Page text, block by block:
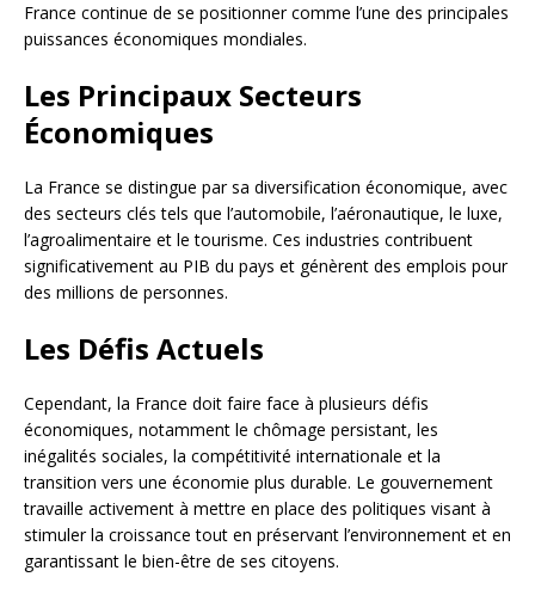
France continue de se positionner comme l’une des principales
puissances économiques mondiales.
Les Principaux Secteurs
Économiques
La France se distingue par sa diversification économique, avec
des secteurs clés tels que l’automobile, l’aéronautique, le luxe,
l’agroalimentaire et le tourisme. Ces industries contribuent
significativement au PIB du pays et génèrent des emplois pour
des millions de personnes.
Les Défis Actuels
Cependant, la France doit faire face à plusieurs défis
économiques, notamment le chômage persistant, les
inégalités sociales, la compétitivité internationale et la
transition vers une économie plus durable. Le gouvernement
travaille activement à mettre en place des politiques visant à
stimuler la croissance tout en préservant l’environnement et en
garantissant le bien-être de ses citoyens.